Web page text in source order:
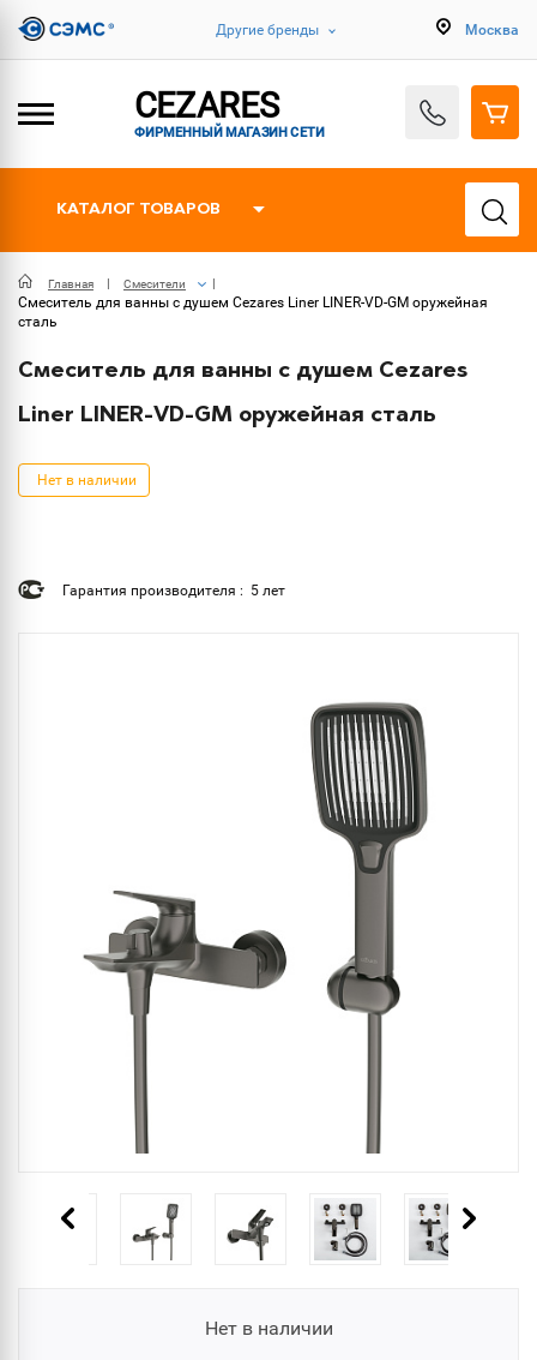
Другие бренды Москва
CEZARES
ФИРМЕННЫЙ МАГАЗИН СЕТИ
КАТАЛОГ ТОВАРОВ
Главная Смесители
Смеситель для ванны с душем Cezares Liner LINER-VD-GM оружейная
сталь
Смеситель для ванны с душем Cezares
Liner LINER-VD-GM оружейная сталь
Нет в наличии
Гарантия производителя : 5 лет
Нет в наличии